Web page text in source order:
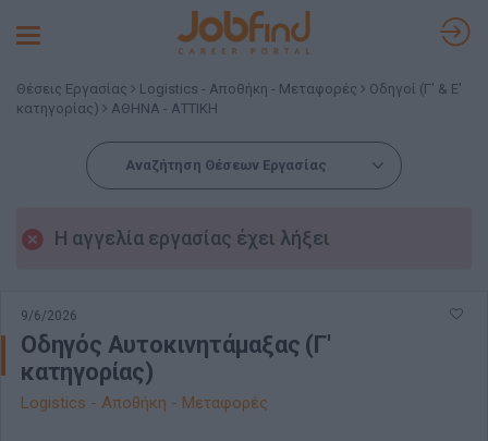
Toggle
Θέσεις Εργασίας Logistics - Αποθήκη - Μεταφορές
Οδηγοί (Γ' & Ε'
κατηγορίας)
ΑΘΗΝΑ - ΑΤΤΙΚΗ
Αναζήτηση Θέσεων Εργασίας
Η αγγελία εργασίας έχει λήξει
9/6/2026
Οδηγός Αυτοκινητάμαξας (Γ'
κατηγορίας)
Logistics - Αποθήκη - Μεταφορές